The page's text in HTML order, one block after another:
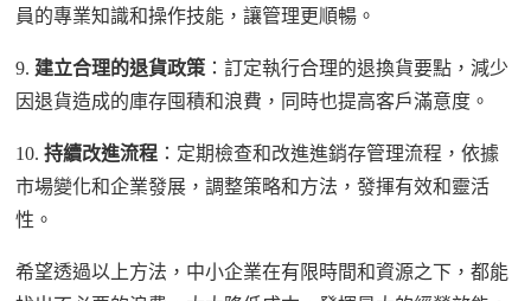
員的專業知識和操作技能，讓管理更順暢。
9. 建立合理的退貨政策 ：訂定執行合理的退換貨要點，減少
因退貨造成的庫存囤積和浪費，同時也提高客戶滿意度。
10.持續改進流程 ：定期檢查和改進進銷存管理流程，依據
市場變化和企業發展，調整策略和方法，發揮有效和靈活
性。
希望透過以上方法，中小企業在有限時間和資源之下，都能